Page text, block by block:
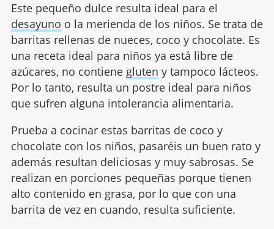
Este pequeño dulce resulta ideal para el
desayuno o la merienda de los niños. Se trata de
barritas rellenas de nueces, coco y chocolate. Es
una receta ideal para niños ya está libre de
azúcares, no contiene gluten y tampoco lácteos.
Por lo tanto, resulta un postre ideal para niños
que sufren alguna intolerancia alimentaria.
Prueba a cocinar estas barritas de coco y
chocolate con los niños, pasaréis un buen rato y
además resultan deliciosas y muy sabrosas. Se
realizan en porciones pequeñas porque tienen
alto contenido en grasa, por lo que con una
barrita de vez en cuando, resulta suficiente.